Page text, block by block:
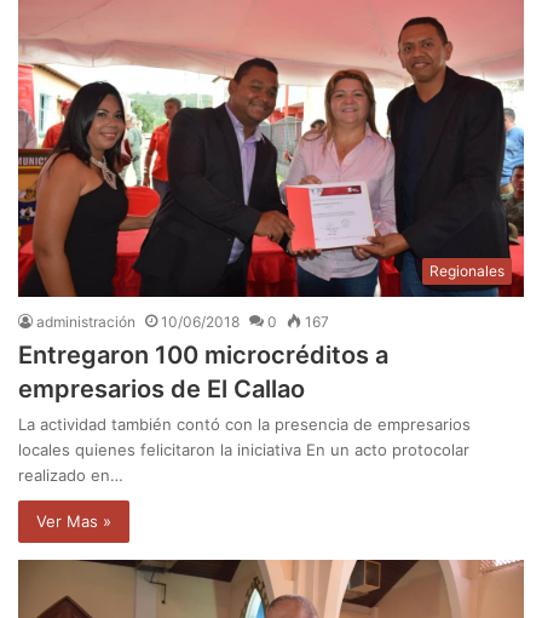
Regionales
administración 10/06/2018 0 167
Entregaron 100 microcréditos a
empresarios de El Callao
La actividad también contó con la presencia de empresarios
locales quienes felicitaron la iniciativa En un acto protocolar
realizado en…
Ver Mas »